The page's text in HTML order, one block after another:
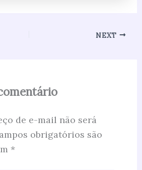
NEXT
de e-mail não será
obrigatórios são
*